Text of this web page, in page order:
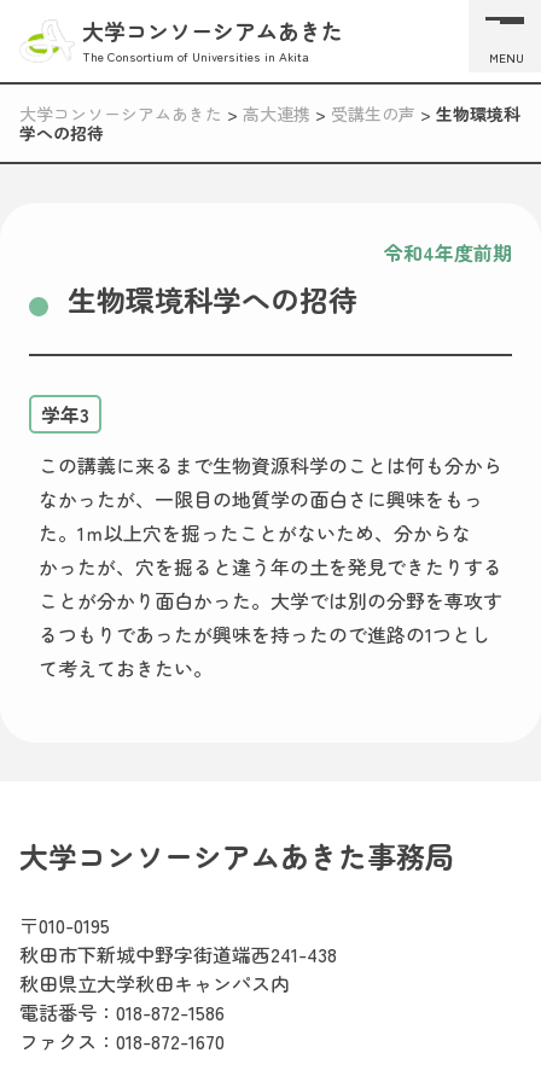
大学コンソーシアムあきた
The Consortium of Universities in Akita MENU
大学コンソーシアムあきた > 高大連携 > 受講生の声 > 生物環境科
学への招待
令和4年度前期
生物環境科学への招待
学年3
この講義に来るまで生物資源科学のことは何も分から
なかったが、一限目の地質学の面白さに興味をもっ
た。1ｍ以上穴を掘ったことがないため、分からな
かったが、穴を掘ると違う年の土を発見できたりする
ことが分かり面白かった。大学では別の分野を専攻す
るつもりであったが興味を持ったので進路の1つとし
て考えておきたい。
大学コンソーシアムあきた事務局
〒010-0195
秋田市下新城中野字街道端西241-438
秋田県立大学秋田キャンパス内
電話番号： 018-872-1586
ファクス：018-872-1670